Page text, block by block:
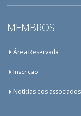
MEMBROS
Área Reservada
Inscrição
Notícias dos associados